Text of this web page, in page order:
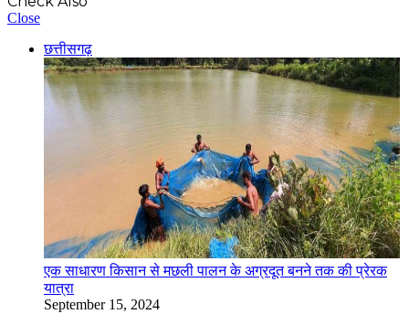
Close
छत्तीसगढ़
एक साधारण किसान से मछली पालन के अग्रदूत बनने तक की प्रेरक
यात्रा
September 15, 2024